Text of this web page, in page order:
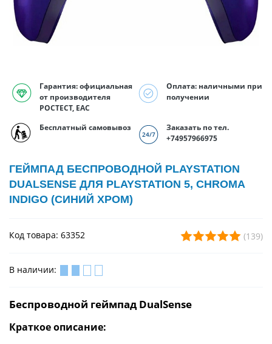
Гарантия: официальная
от производителя
РОСТЕСТ, EAC
Оплата: наличными при
получении
Бесплатный самовывоз
Заказать по тел.
+74957966975
ГЕЙМПАД БЕСПРОВОДНОЙ PLAYSTATION
DUALSENSE ДЛЯ PLAYSTATION 5, CHROMA
INDIGO (СИНИЙ ХРОМ)
Код товара: 63352 (139)
В наличии:
Беспроводной геймпад DualSense
Краткое описание: